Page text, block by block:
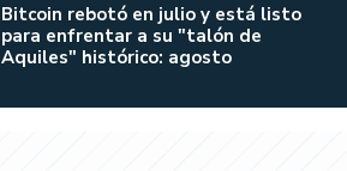
Bitcoin rebotó en julio y está listo
para enfrentar a su "talón de
Aquiles" histórico: agosto